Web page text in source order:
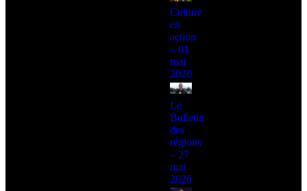
Culture
en
action
– 01
mai
2026
Le
Bulletin
des
régions
– 27
mai
2026